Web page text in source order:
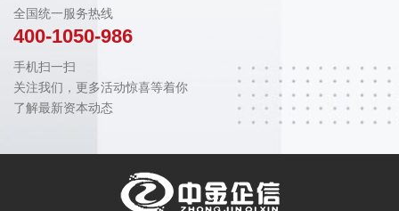
全国统一服务热线
400-1050-986
手机扫一扫
关注我们，更多活动惊喜等着你
了解最新资本动态